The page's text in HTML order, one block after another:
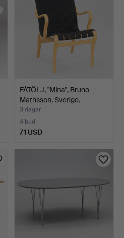
FÅTÖLJ, "Mina", Bruno
Mathsson. Sverige.
3 dagar
4 bud
71 USD